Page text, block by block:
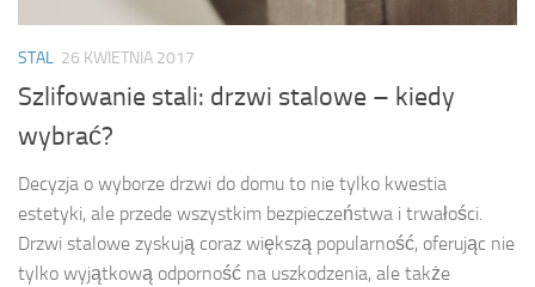
STAL 26 KWIETNIA 2017
Szlifowanie stali: drzwi stalowe – kiedy
wybrać?
Decyzja o wyborze drzwi do domu to nie tylko kwestia
estetyki, ale przede wszystkim bezpieczeństwa i trwałości.
Drzwi stalowe zyskują coraz większą popularność, oferując nie
tylko wyjątkową odporność na uszkodzenia, ale także